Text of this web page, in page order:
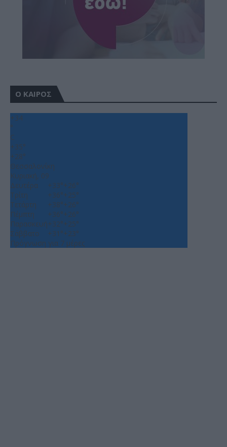
Ο ΚΑΙΡΟΣ
+34
°
C
+35°
+28°
Θεσσαλονίκη
Κυριακή, 09
Δευτέρα
+33°+26°
Τρίτη
+36°+25°
Τετάρτη
+38°+26°
Πέμπτη
+36°+26°
Παρασκευή+32°+25°
Σάββατο
+31°+23°
Πρόγνωση για 7 μέρες